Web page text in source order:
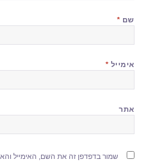
שם *
אימייל *
אתר
שמור בדפדפן זה את השם, האימייל